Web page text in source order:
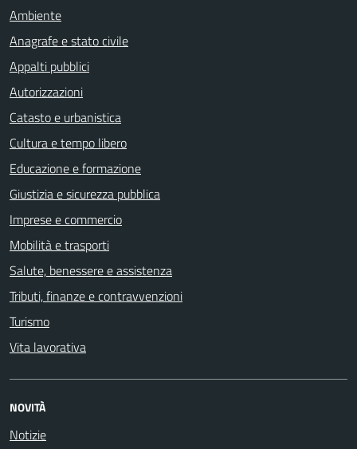
Ambiente
Anagrafe e stato civile
Appalti pubblici
Autorizzazioni
Catasto e urbanistica
Cultura e tempo libero
Educazione e formazione
Giustizia e sicurezza pubblica
Imprese e commercio
Mobilità e trasporti
Salute, benessere e assistenza
Tributi, finanze e contravvenzioni
Turismo
Vita lavorativa
NOVITÀ
Notizie